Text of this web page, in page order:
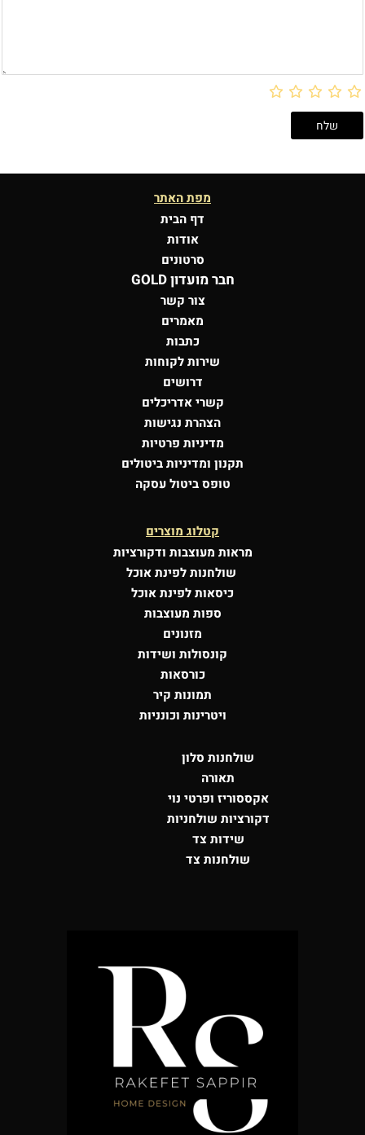
מפת האתר
דף הבית
אודות
סרטונים
חבר מועדון GOLD
צור קשר
מאמרים
כתבות
שירות לקוחות
דרושים
קשרי אדריכלים
הצהרת נגישות
מדיניות פרטיות
תקנון ומדיניות ביטולים
טופס ביטול עסקה
קטלוג מוצרים
מראות מעוצבות ודקורציות
שולחנות לפינת אוכל
כיסאות לפינת אוכל
ספות מעוצבות
מזנונים
קונסולות ושידות
כורסאות
תמונות קיר
ויטרינות וכונניות
שולחנות סלון
תאורה
אקססוריז ופרטי נוי
דקורציות שולחניות
שידות צד
שולחנות צד